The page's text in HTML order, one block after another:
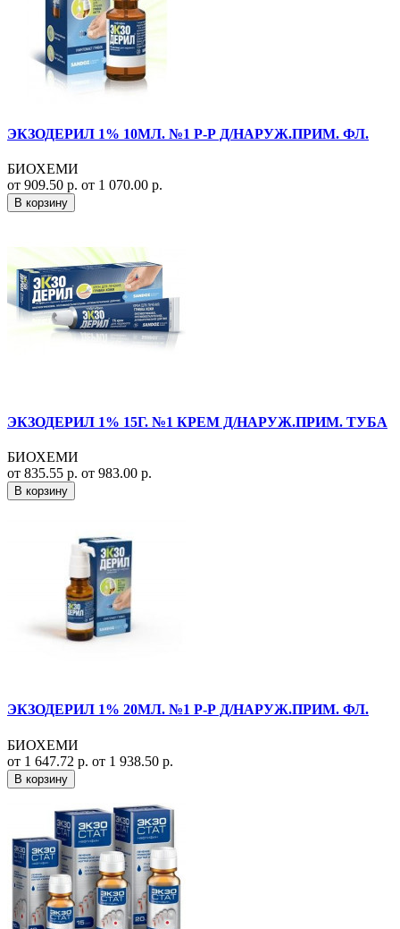
ЭКЗОДЕРИЛ 1% 10МЛ. №1 Р-Р Д/НАРУЖ.ПРИМ. ФЛ.
БИОХЕМИ
от 909.50 р. от 1 070.00 р.
В корзину
ЭКЗОДЕРИЛ 1% 15Г. №1 КРЕМ Д/НАРУЖ.ПРИМ. ТУБА
БИОХЕМИ
от 835.55 р. от 983.00 р.
В корзину
ЭКЗОДЕРИЛ 1% 20МЛ. №1 Р-Р Д/НАРУЖ.ПРИМ. ФЛ.
БИОХЕМИ
от 1 647.72 р. от 1 938.50 р.
В корзину